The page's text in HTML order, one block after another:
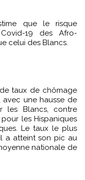
que le risque
19 des Afro-
celui des Blancs.
taux de chômage
avec une hausse de
les Blancs, contre
les Hispaniques
Le taux le plus
a atteint son pic au
nationale de